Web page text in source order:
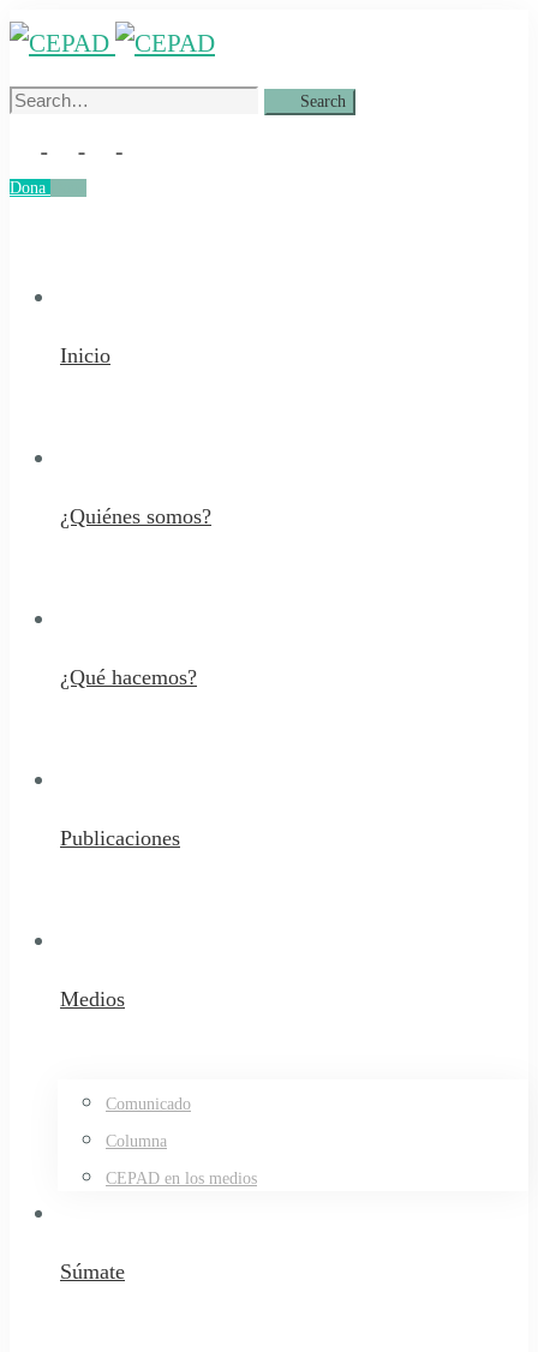
Search
Search
Dona
Inicio
¿Quiénes somos?
¿Qué hacemos?
Publicaciones
Medios
Comunicado
Columna
CEPAD en los medios
Súmate